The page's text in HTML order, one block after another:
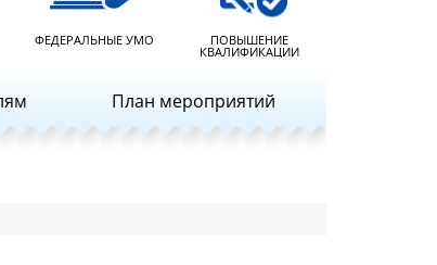
ФЕДЕРАЛЬНЫЕ УМО ПОВЫШЕНИЕ
КВАЛИФИКАЦИИ
План мероприятий